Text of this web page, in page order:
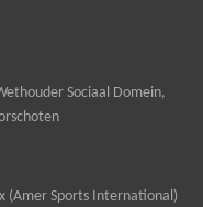
Sociaal Domein,
(Amer Sports International)